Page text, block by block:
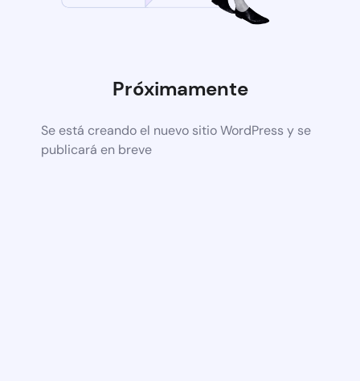
Próximamente
Se está creando el nuevo sitio WordPress y se
publicará en breve